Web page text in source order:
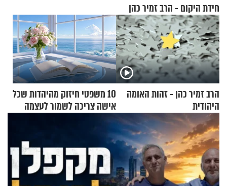
חידת היקום - הרב זמיר כהן
הרב זמיר כהן - זהות האומה
היהודית
10 משפטי חיזוק מהיהדות שכל
אישה צריכה לשמור לעצמה